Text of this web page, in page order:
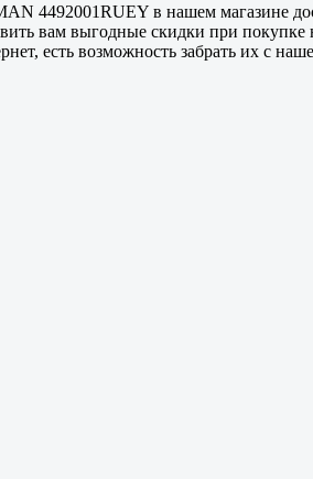
4492001RUEY в нашем магазине
вам выгодные скидки при покупке
есть возможность забрать их с